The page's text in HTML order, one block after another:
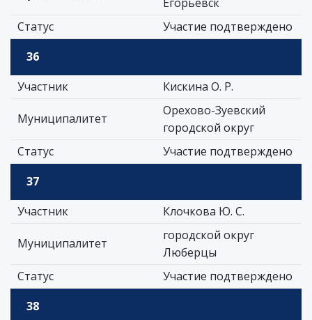
Статус
Участие подтверждено
36
Участник
Кискина О. Р.
Муниципалитет
Орехово-Зуевский
городской округ
Статус
Участие подтверждено
37
Участник
Клочкова Ю. С.
Муниципалитет
городской округ
Люберцы
Статус
Участие подтверждено
38